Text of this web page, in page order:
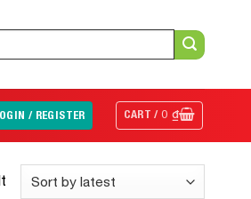
/ REGISTER CART /0₫